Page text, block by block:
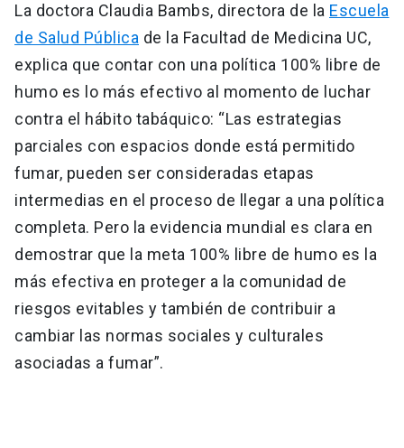
La doctora Claudia Bambs, directora de la Escuela
de Salud Pública de la Facultad de Medicina UC,
explica que contar con una política 100% libre de
humo es lo más efectivo al momento de luchar
contra el hábito tabáquico: “Las estrategias
parciales con espacios donde está permitido
fumar, pueden ser consideradas etapas
intermedias en el proceso de llegar a una política
completa. Pero la evidencia mundial es clara en
demostrar que la meta 100% libre de humo es la
más efectiva en proteger a la comunidad de
riesgos evitables y también de contribuir a
cambiar las normas sociales y culturales
asociadas a fumar”.